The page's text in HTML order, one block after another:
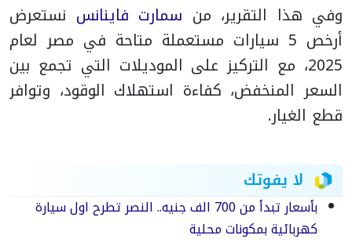
وفي هذا التقرير، من سمارت فاينانس نستعرض
أرخص 5 سيارات مستعملة متاحة في مصر لعام
2025، مع التركيز على الموديلات التي تجمع بين
السعر المنخفض، كفاءة استهلاك الوقود، وتوافر
قطع الغيار.
لا يفوتك
بأسعار تبدأ من 700 الف جنيه.. النصر تطرح اول سيارة
كهربائية بمكونات محلية